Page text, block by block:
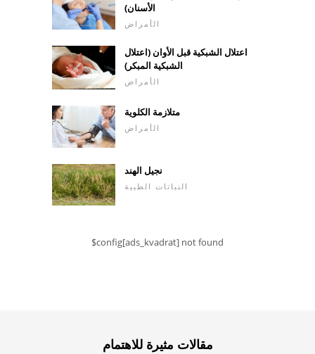
الأسنان)
الأمراض
اعتلال الشبكية قبل الأوان (اعتلال
الشبكية المبكر)
الأمراض
متلازمة الكلوية
الأمراض
نجيل الهند
النباتات الطبية
$config[ads_kvadrat] not found
مقالات مثيرة للاهتمام